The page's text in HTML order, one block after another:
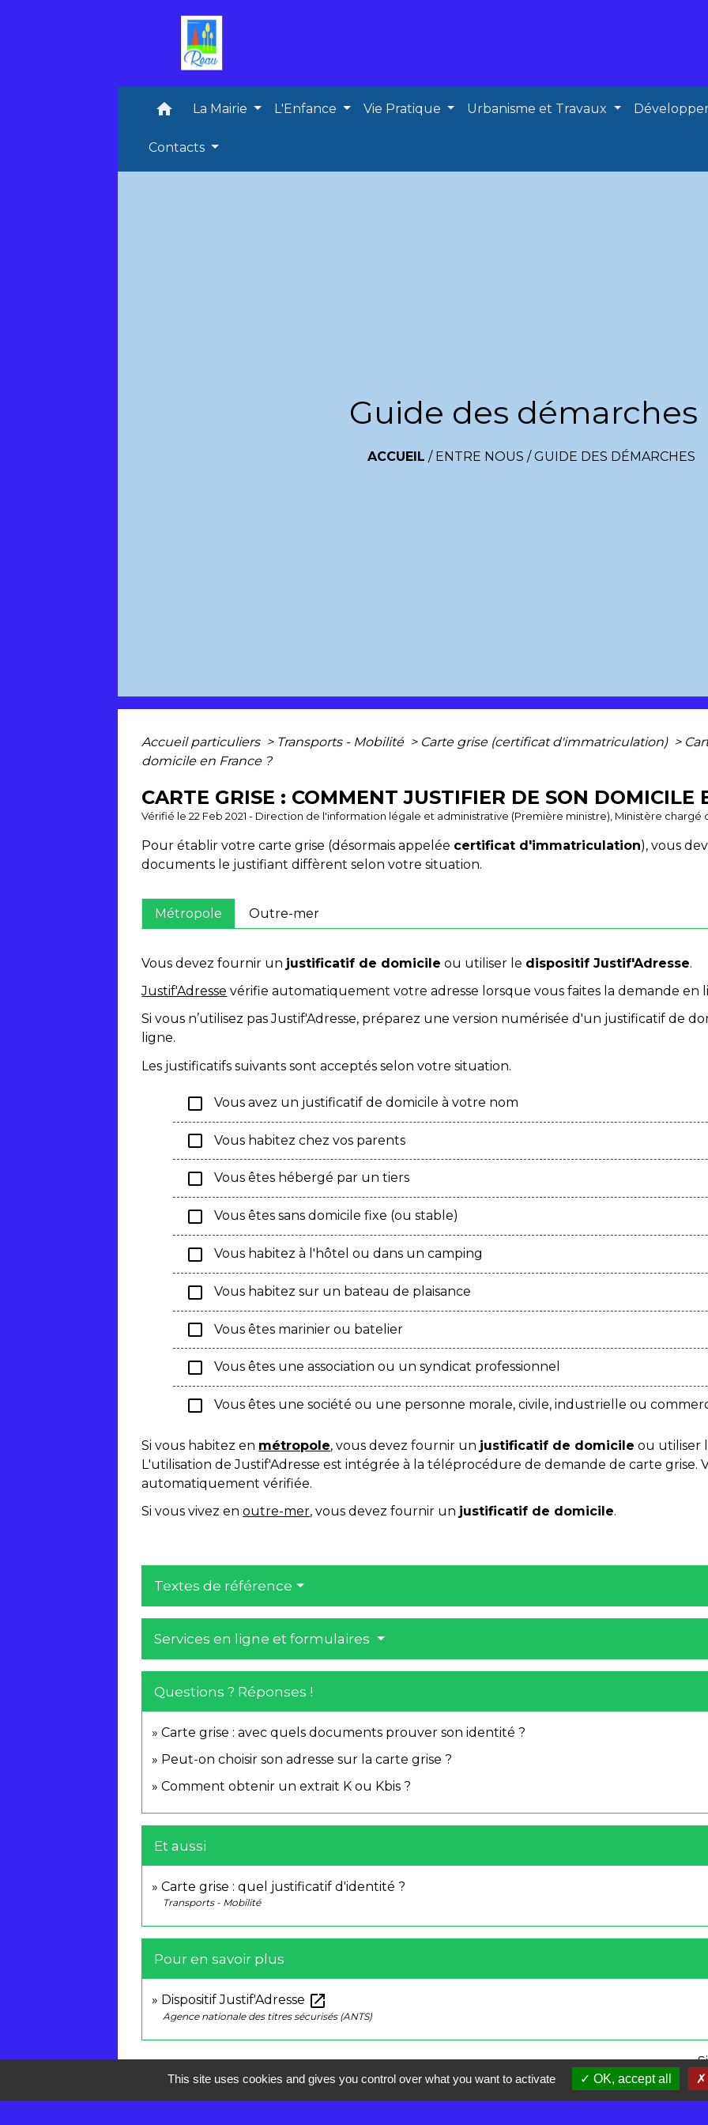
home La Mairie L'Enfance Vie Pratique Urbanisme et Travaux
Contacts
Guide des démarches
ACCUEIL / ENTRE NOUS /GUIDE DES DÉMARCHES
Accueil particuliers > Transports - Mobilité > Carte grise (certificat d'immatriculation) >
domicile en France ?
CARTE GRISE : COMMENT JUSTIFIER DE SON DOMICILE
Vérifié le 22 Feb 2021 - Direction de l'information légale et administrative (Première ministre), Ministère chargé
Pour établir votre carte grise (désormais appelée certificat d'immatriculation), vous
documents le justifiant diffèrent selon votre situation.
Métropole Outre-mer
Vous devez fournir un justificatif de domicile ou utiliser le dispositif Justif'Adresse.
Justif'Adresse vérifie automatiquement votre adresse lorsque vous faites la demande en
Si vous n’utilisez pas Justif'Adresse, préparez une version numérisée d'un justificatif de
ligne.
Les justificatifs suivants sont acceptés selon votre situation.
check_box_outline_blank Vous avez un justificatif de domicile à votre nom
check_box_outline_blank Vous habitez chez vos parents
check_box_outline_blank Vous êtes hébergé par un tiers
check_box_outline_blank Vous êtes sans domicile fixe (ou stable)
check_box_outline_blank Vous habitez à l'hôtel ou dans un camping
check_box_outline_blank Vous habitez sur un bateau de plaisance
check_box_outline_blank Vous êtes marinier ou batelier
check_box_outline_blank Vous êtes une association ou un syndicat professionnel
check_box_outline_blank Vous êtes une société ou une personne morale, civile, industrielle ou
Si vous habitez en métropole, vous devez fournir un justificatif de domicile ou utiliser
L'utilisation de Justif'Adresse est intégrée à la téléprocédure de demande de carte grise.
automatiquement vérifiée.
Si vous vivez enoutre-mer, vous devez fournir un justificatif de domicile.
Textes de référence
Services en ligne et formulaires
Questions ? Réponses !
Carte grise : avec quels documents prouver son identité ?
Peut-on choisir son adresse sur la carte grise ?
Comment obtenir un extrait K ou Kbis ?
Et aussi
Carte grise : quel justificatif d'identité ?
Transports - Mobilité
Pour en savoir plus
Dispositif Justif'Adresse open_in_new
Agence nationale des titres sécurisés (ANTS)
This site uses cookies and gives you control over what you want to activate OK, accept all